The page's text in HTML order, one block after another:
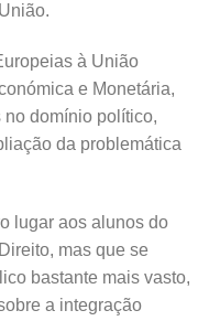
à União
e Monetária,
domínio político,
da problemática
lugar aos alunos do
mas que se
bastante mais vasto,
a integração